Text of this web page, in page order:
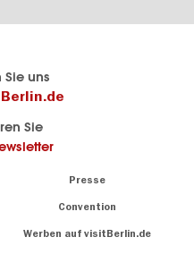
uns
Sie
Presse
Convention
Werben auf visitBerlin.de